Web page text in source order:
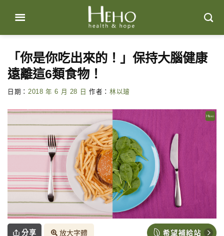
content
「你是你吃出來的！」保持大腦健康
遠離這6類食物！
日期： 2018 年 6 月 28 日 作者： 林以璿
分享 放大字體